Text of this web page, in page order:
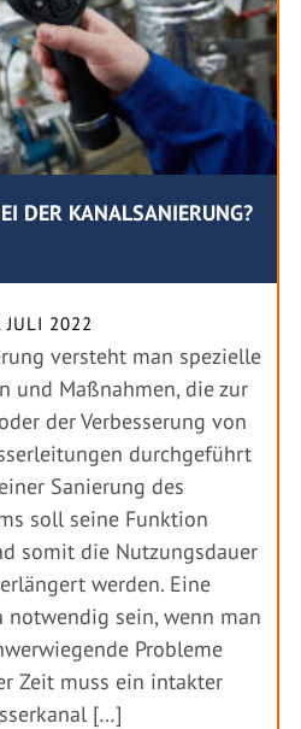
DER KANALSANIERUNG?
JULI 2022
versteht man spezielle
und Maßnahmen, die zur
der Verbesserung von
durchgeführt
Sanierung des
soll seine Funktion
somit die Nutzungsdauer
werden. Eine
notwendig sein, wenn man
Probleme
Zeit muss ein intakter
[…]